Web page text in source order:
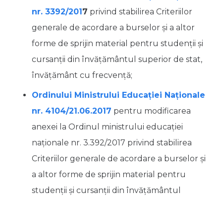
nr. 3392/2017 privind stabilirea Criteriilor
generale de acordare a burselor şi a altor
forme de sprijin material pentru studenţii şi
cursanţii din învăţământul superior de stat,
învăţământ cu frecvenţă;
Ordinului Ministrului Educației Naționale
nr. 4104/21.06.2017 pentru modificarea
anexei la Ordinul ministrului educaţiei
naţionale nr. 3.392/2017 privind stabilirea
Criteriilor generale de acordare a burselor şi
a altor forme de sprijin material pentru
studenţii şi cursanţii din învăţământul